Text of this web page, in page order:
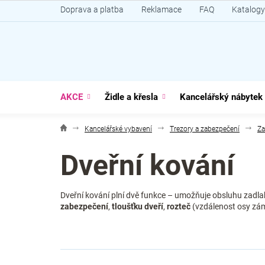
na
Doprava a platba Reklamace FAQ Katalogy
AKCE Židle a křesla Kancelářský nábytek
Kancelářské vybavení Trezory a zabezpečení
Dveřní kování
Dveřní kování plní dvě funkce – umožňuje obsluhu
zabezpečení, tloušťku dveří, rozteč (vzdálenost osy